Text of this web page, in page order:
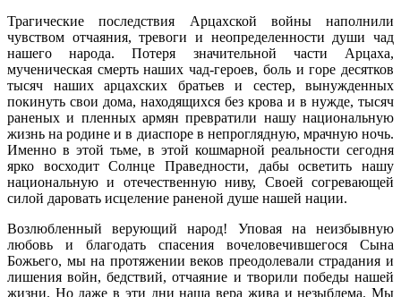
Трагические последствия Арцахской войны наполнили
чувством отчаяния, тревоги и неопределенности души чад
нашего народа. Потеря значительной части Арцаха,
мученическая смерть наших чад-героев, боль и горе десятков
тысяч наших арцахских братьев и сестер, вынужденных
покинуть свои дома, находящихся без крова и в нужде, тысяч
раненых и пленных армян превратили нашу национальную
жизнь на родине и в диаспоре в непроглядную, мрачную ночь.
Именно в этой тьме, в этой кошмарной реальности сегодня
ярко восходит Солнце Праведности, дабы осветить нашу
национальную и отечественную ниву, Своей согревающей
силой даровать исцеление раненой душе нашей нации.
Возлюбленный верующий народ! Уповая на неизбывную
любовь и благодать спасения вочеловечившегося Сына
Божьего, мы на протяжении веков преодолевали страдания и
лишения войн, бедствий, отчаяние и творили победы нашей
жизни. Но даже в эти дни наша вера жива и незыблема. Мы